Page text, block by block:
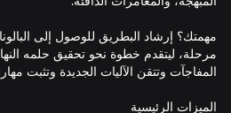
مهمتك؟ إرشاد البطريق للوصول إلى
مرحلة، ليتقدم خطوة نحو تحقيق حلمه